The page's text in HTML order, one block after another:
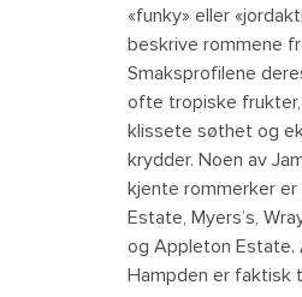
«funky» eller
beskrive rommene
Smaksprofilene
ofte tropiske
klissete søthet og
krydder. Noen av
kjente rommerker er
Estate, Myers’s,
og Appleton Estate.
Hampden er faktisk